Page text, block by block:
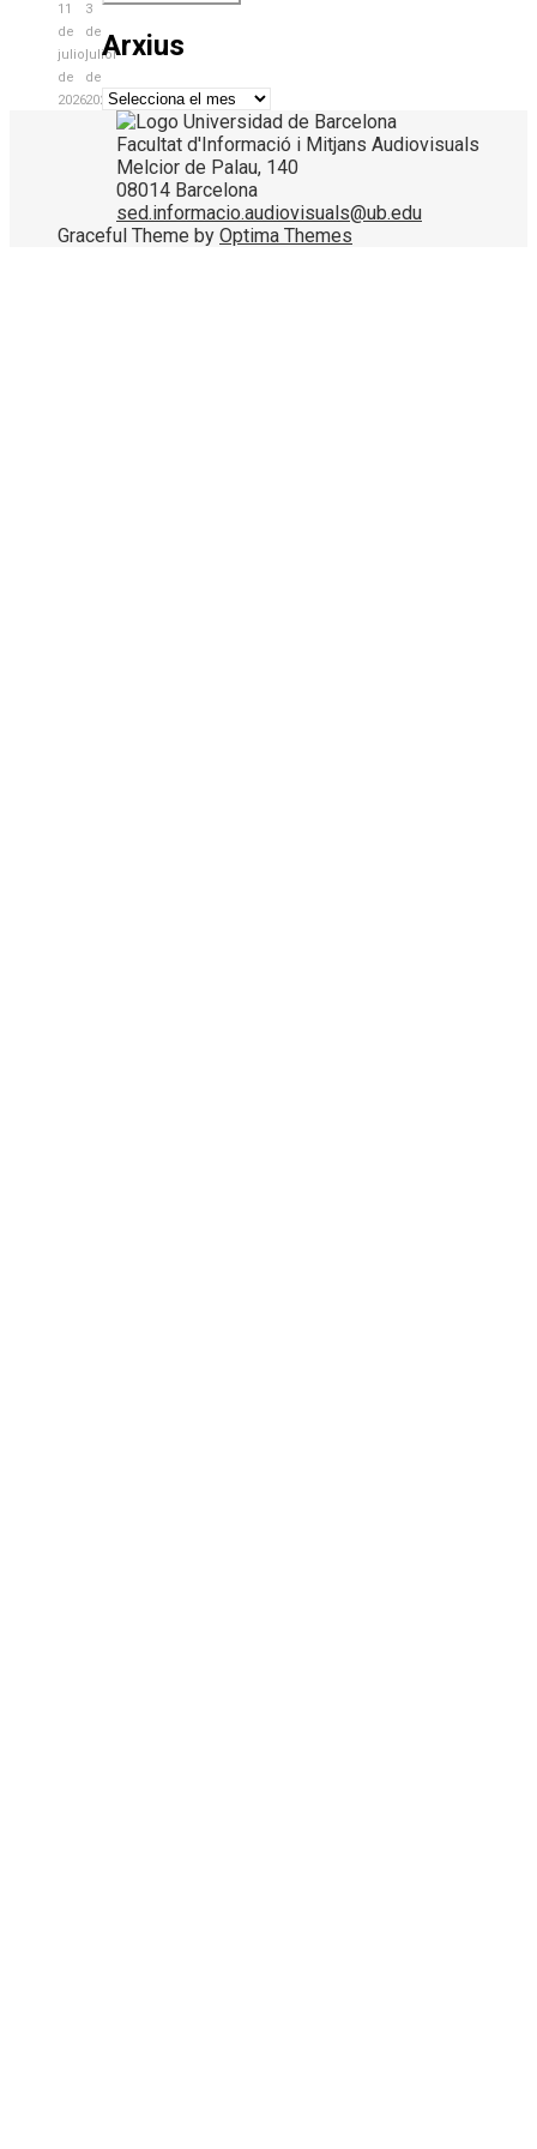
11
de
juliol
de
2026
3
de
juliol
de
2026
Arxius
Arxius
Facultat d'Informació i Mitjans Audiovisuals
Melcior de Palau, 140
08014 Barcelona
sed.informacio.audiovisuals@ub.edu
Graceful Theme by Optima Themes